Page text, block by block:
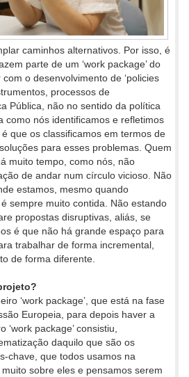
caminhos alternativos. Por isso, é
parte de um ‘work package’ do
o desenvolvimento de ‘policies
processos de
Pública, não no sentido da política
como nós identificamos e refletimos
que os classificamos em termos de
para esses problemas. Quem
muito tempo, como nós, não
de andar num círculo vicioso. Não
estamos, mesmo quando
sempre muito contida. Não estando
propostas disruptivas, aliás, se
é que não há grande espaço para
trabalhar de forma incremental,
de forma diferente.
‘work package’, que está na fase
Europeia, para depois haver a
package’ consistiu,
daquilo que são os
chave, que todos usamos na
sobre eles e pensamos serem